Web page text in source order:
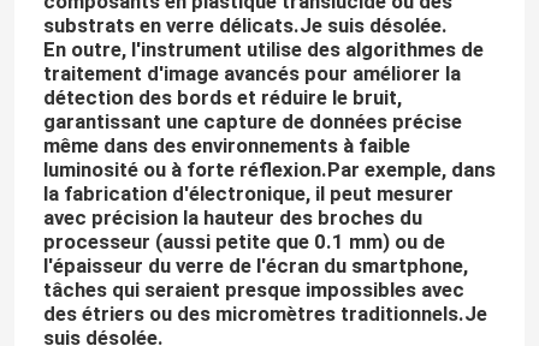
Contrôle de la qualité
Nous contacter
Nouvelles
Les affaires
Machine de mesure de vision de commande
substrats en verre délicats.Je suis désolée.
En outre, l'instrument utilise des algorithmes de
traitement d'image avancés pour améliorer la
détection des bords et réduire le bruit,
garantissant une capture de données précise
même dans des environnements à faible
luminosité ou à forte réflexion.Par exemple, dans
la fabrication d'électronique, il peut mesurer
avec précision la hauteur des broches du
processeur (aussi petite que 0.1 mm) ou de
l'épaisseur du verre de l'écran du smartphone,
tâches qui seraient presque impossibles avec
des étriers ou des micromètres traditionnels.Je
suis désolée.